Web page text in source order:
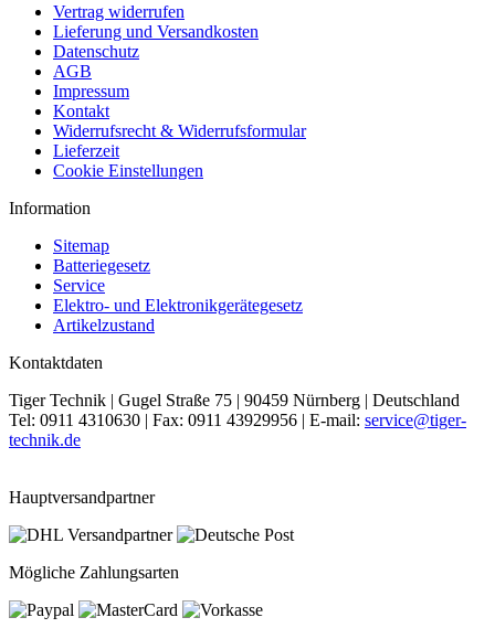
Vertrag widerrufen
Lieferung und Versandkosten
Datenschutz
AGB
Impressum
Kontakt
Widerrufsrecht & Widerrufsformular
Lieferzeit
Cookie Einstellungen
Information
Sitemap
Batteriegesetz
Service
Elektro- und Elektronikgerätegesetz
Artikelzustand
Kontaktdaten
Tiger Technik | Gugel Straße 75 | 90459 Nürnberg | Deutschland
Tel: 0911 4310630 | Fax: 0911 43929956 | E-mail: service@tiger-
technik.de
Hauptversandpartner
Mögliche Zahlungsarten